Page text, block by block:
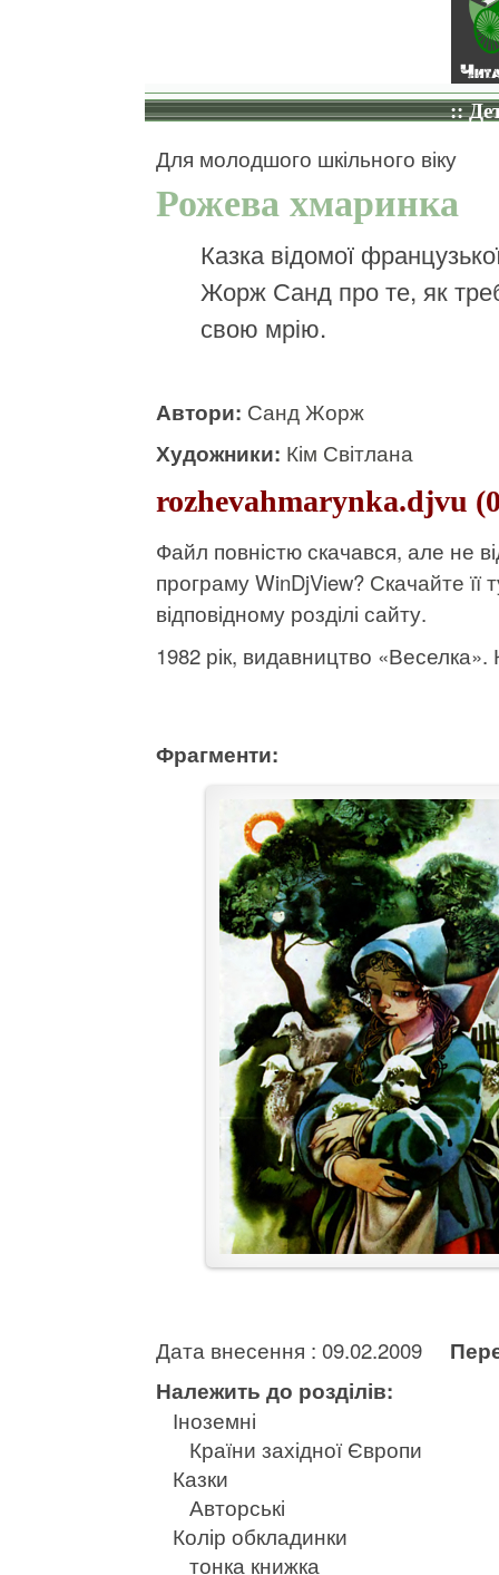
::
Для молодшого шкільного віку
Рожева хмаринка
Казка відомої
Жорж Санд про те, як
свою мрію.
Автори: Санд Жорж
Художники: Кім Світлана
rozhevahmarynka.djvu
Файл повністю скачався, але не
програму WinDjView? Скачайте її
відповідному розділі сайту.
1982 рік, видавництво «Веселка».
Фрагменти:
Дата внесення : 09.02.2009
Належить до розділів:
Іноземні
Країни західної Європи
Казки
Авторські
Колір обкладинки
тонка книжка